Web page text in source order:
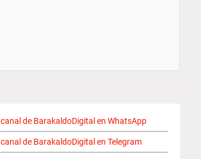
canal de BarakaldoDigital en WhatsApp
canal de BarakaldoDigital en Telegram